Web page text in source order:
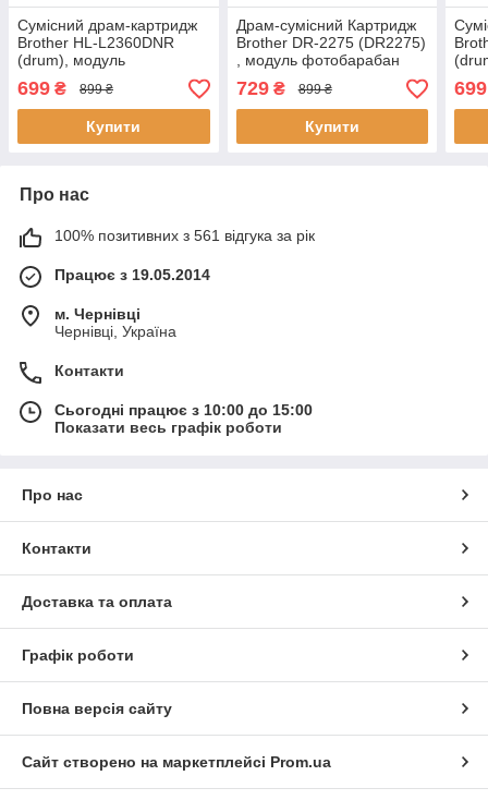
Сумісний драм-картридж
Brother HL-L2360DNR
(drum), модуль
стор., аналог від Gravitone
699 ₴ 899 ₴
Купити
Драм-сумісний Картридж
Brother DR-2275 (DR2275)
, модуль фотобарабан
(12.000 стор.), аналог від
Gravitone
729₴ 899 ₴
Купити
699
Про нас
100% позитивних з 561 відгука за рік
Працює з 19.05.2014
м. Чернівці
Чернівці, Україна
Контакти
Сьогодні працює з 10:00 до 15:00
Показати весь графік роботи
Про нас
Контакти
Доставка та оплата
Графік роботи
Повна версія сайту
Сайт створено на маркетплейсі Prom.ua